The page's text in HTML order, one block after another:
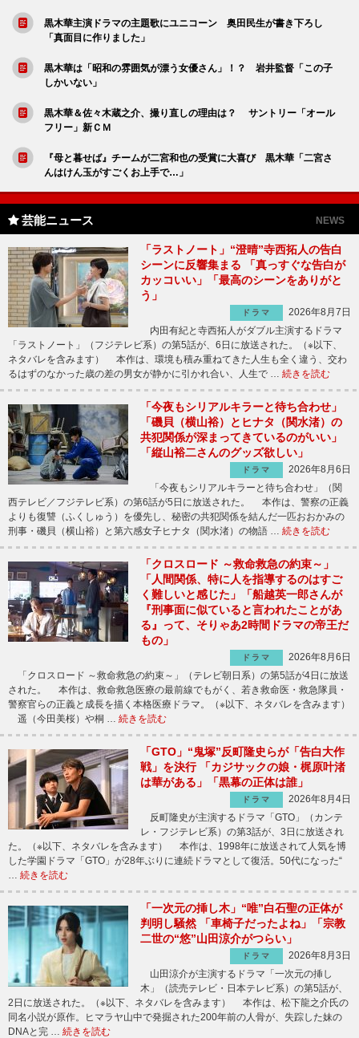
黒木華主演ドラマの主題歌にユニコーン 奥田民生が書き下ろし
「真面目に作りました」
黒木華は「昭和の雰囲気が漂う女優さん」！？ 岩井監督「この子
しかいない」
黒木華＆佐々木蔵之介、撮り直しの理由は？ サントリー「オール
フリー」新ＣＭ
『母と暮せば』チームが二宮和也の受賞に大喜び 黒木華「二宮さ
んはけん玉がすごくお上手で…」
芸能ニュース NEWS
「ラストノート」“澄晴”寺西拓人の告白
シーンに反響集まる 「真っすぐな告白が
カッコいい」「最高のシーンをありがと
う」
ドラマ
2026年8月7日
内田有紀と寺西拓人がダブル主演するドラマ
「ラストノート」（フジテレビ系）の第5話が、6日に放送された。（※以下、
ネタバレを含みます） 本作は、環境も積み重ねてきた人生も全く違う、交わ
るはずのなかった歳の差の男女が静かに引かれ合い、人生で … 続きを読む
「今夜もシリアルキラーと待ち合わせ」
「磯貝（横山裕）とヒナタ（関水渚）の
共犯関係が深まってきているのがいい」
「縦山裕二さんのグッズ欲しい」
ドラマ
2026年8月6日
「今夜もシリアルキラーと待ち合わせ」（関
西テレビ／フジテレビ系）の第6話が5日に放送された。 本作は、警察の正義
よりも復讐（ふくしゅう）を優先し、秘密の共犯関係を結んだ一匹おおかみの
刑事・磯貝（横山裕）と第六感女子ヒナタ（関水渚）の物語 … 続きを読む
「クロスロード ～救命救急の約束～」
「人間関係、特に人を指導するのはすご
く難しいと感じた」「船越英一郎さんが
『刑事面に似ていると言われたことがあ
る』って、そりゃあ2時間ドラマの帝王だ
もの」
ドラマ
2026年8月6日
「クロスロード ～救命救急の約束～」（テレビ朝日系）の第5話が4日に放送
された。 本作は、救命救急医療の最前線でもがく、若き救命医・救急隊員・
警察官らの正義と成長を描く本格医療ドラマ。（※以下、ネタバレを含みます）
遥（今田美桜）や桐 … 続きを読む
「GTO」“鬼塚”反町隆史らが「告白大作
戦」を決行 「カジサックの娘・梶原叶渚
は華がある」「黒幕の正体は誰」
ドラマ
2026年8月4日
反町隆史が主演するドラマ「GTO」（カンテ
レ・フジテレビ系）の第3話が、3日に放送され
た。（※以下、ネタバレを含みます） 本作は、1998年に放送されて人気を博
した学園ドラマ「GTO」が28年ぶりに連続ドラマとして復活。50代になった“
続きを読む
「一次元の挿し木」“唯”白石聖の正体が
判明し騒然 「車椅子だったよね」「宗教
二世の“悠”山田涼介がつらい」
ドラマ
2026年8月3日
山田涼介が主演するドラマ「一次元の挿し
木」（読売テレビ・日本テレビ系）の第5話が、
2日に放送された。（※以下、ネタバレを含みます） 本作は、松下龍之介氏の
同名小説が原作。ヒマラヤ山中で発掘された200年前の人骨が、失踪した妹の
DNAと完 … 続きを読む